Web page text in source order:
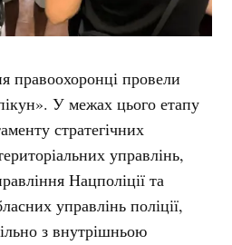
правоохоронці провели
У межах цього етапу
стратегічних
управлінь,
Нацполіції та
управлінь поліції,
з внутрішньою